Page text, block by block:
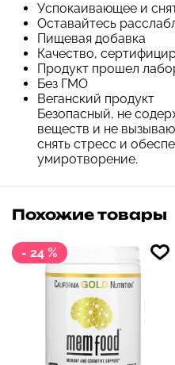
Успокаивающее и
Оставайтесь
Пищевая добавка
Качество,
Продукт прошел
Без ГМО
Веганский продукт
Безопасный, не
веществ и не
снять стресс и
умиротворение.
Похожие товары
- 24 %